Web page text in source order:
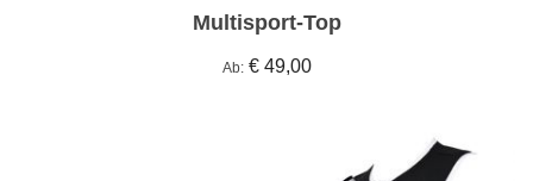
Multisport-Top
Ab € 49,00